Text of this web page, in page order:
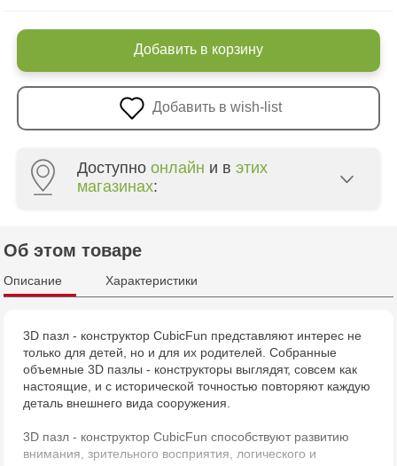
Добавить в корзину
Добавить в wish-list
Доступно онлайн и в этих
магазинах:
Multistore Centru - bd. Cantemir, 6
Jucarenia Buiucani Alfa
Jucărenia Bălți - str. Alexandru Cel Bun, 5
Jucărenia Cahul - str. Ștefan cel Mare, 29А
Об этом товаре
Описание Характеристики
3D пазл - конструктор CubicFun представляют интерес не
только для детей, но и для их родителей. Собранные
объемные 3D пазлы - конструкторы выглядят, совсем как
настоящие, и с исторической точностью повторяют каждую
деталь внешнего вида сооружения.
3D пазл - конструктор CubicFun способствуют развитию
внимания, зрительного восприятия, логического и